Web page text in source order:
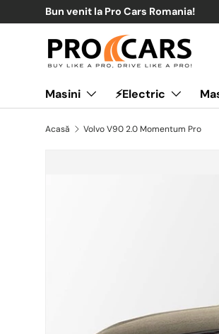
Sari la conținut
Masini ⚡Electric
Acasă Volvo V90 2.0 Momentum Pro